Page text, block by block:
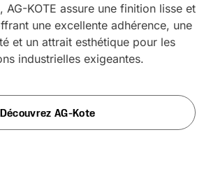
AG-KOTE assure une finition lisse et
une excellente adhérence, une
et un attrait esthétique pour les
industrielles exigeantes.
Découvrez AG-Kote